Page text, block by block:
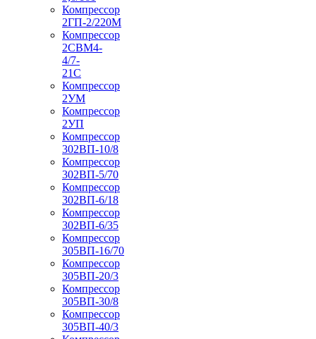
Компрессор
2ГП-2/220М
Компрессор
2СВМ4-
4/7-
21С
Компрессор
2УМ
Компрессор
2УП
Компрессор
302ВП-10/8
Компрессор
302ВП-5/70
Компрессор
302ВП-6/18
Компрессор
302ВП-6/35
Компрессор
305ВП-16/70
Компрессор
305ВП-20/3
Компрессор
305ВП-30/8
Компрессор
305ВП-40/3